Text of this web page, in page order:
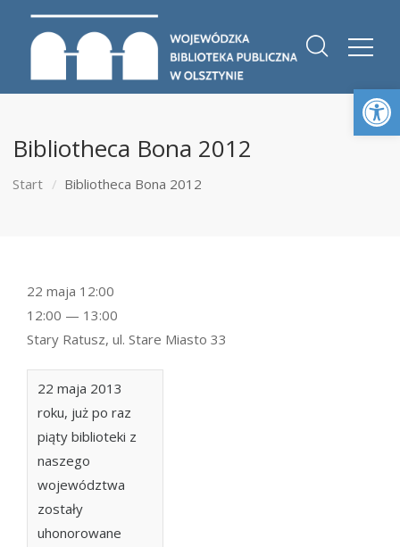
Bibliotheca Bona 2012
Start Bibliotheca Bona 2012
22 maja 2013
roku, już po raz
piąty biblioteki z
naszego
województwa
zostały
uhonorowane
22 maja 12:00
12:00 — 13:00
Stary Ratusz, ul. Stare Miasto 33